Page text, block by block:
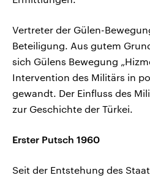
Vertreter der Gülen-
Beteiligung. Aus gutem
sich Gülens Bewegung
Intervention des Militärs in
gewandt. Der Einfluss des
zur Geschichte der Türkei.
Erster Putsch 1960
Seit der Entstehung des